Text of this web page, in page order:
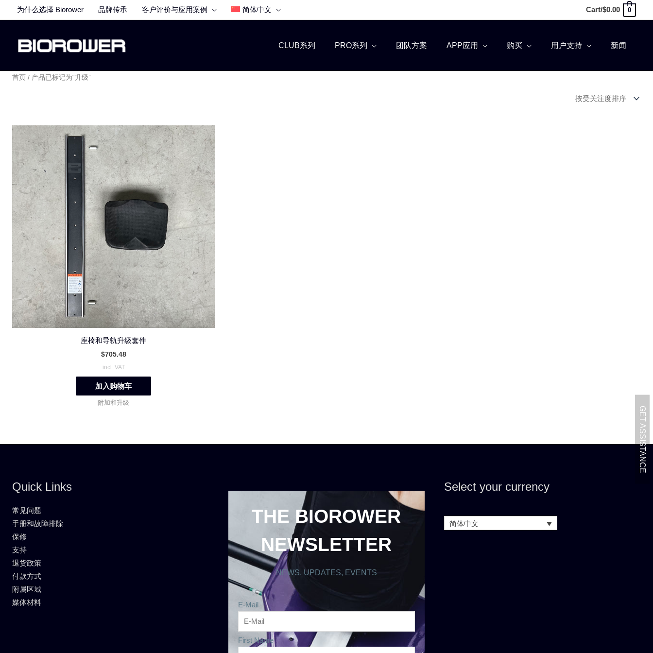
至
为什么选择 Biorower 品牌传承 客户评价与应用案例 简体中文 Cart/$0.00 0
CLUB系列 PRO系列 团队方案 APP应用 购买 用户支持 新闻
首页 / 产品已标记为“升级”
座椅和导轨升级套件
$705.48
incl. VAT
加入购物车
附加和升级
Quick Links
常见问题
手册和故障排除
保修
支持
退货政策
付款方式
附属区域
媒体材料
THE BIOROWER
NEWSLETTER
NEWS, UPDATES, EVENTS
E-Mail
First Name
Select your currency
简体中文
GET ASSISTANCE